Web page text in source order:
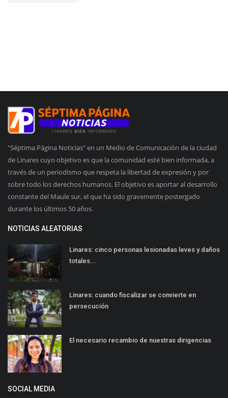
"Séptima Página Noticias" en un Medio de Comunicación de la ciudad
de Linares cuyo objetivo es que la comunidad esté bien informada, a
través de un periodismo que respeta la libertad de expresión y por
sobre todo los derechos humanos. El objetivo es aportar al desarrollo
constante del Maule sur, el que ha sido gravemente postergado
durante los últimos 50 años.
NOTICIAS ALEATORIAS
Linares: cinco personas lesionadas leves y daños
totales...
Linares: cuando fiscalizar se convierte en
persecución
El necesario recambio de nuestras dirigencias
SOCIAL MEDIA